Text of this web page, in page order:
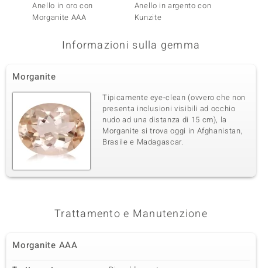
Anello in oro con
Morganite AAA
Anello in argento con
Kunzite
Informazioni sulla gemma
Morganite
Tipicamente eye-clean (ovvero che non
presenta inclusioni visibili ad occhio
nudo ad una distanza di 15 cm), la
Morganite si trova oggi in Afghanistan,
Brasile e Madagascar.
Trattamento e Manutenzione
Morganite AAA